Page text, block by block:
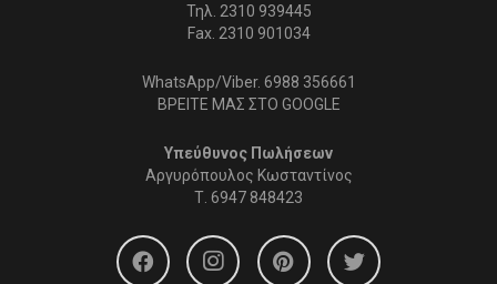
Τηλ. 2310 939445
Fax. 2310 901034
WhatsApp/Viber. 6988 356661
ΒΡΕΙΤΕ ΜΑΣ ΣΤΟ GOOGLE
Υπεύθυνος Πωλήσεων
Αργυρόπουλος Κωσταντίνος
Τ. 6947 848423